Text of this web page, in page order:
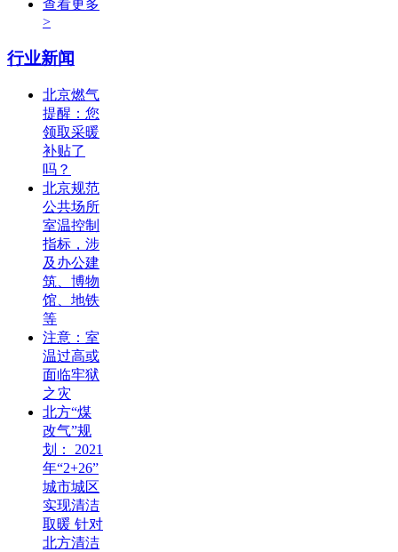
查看更多
>
行业新闻
北京燃气
提醒：您
领取采暖
补贴了
吗？
北京规范
公共场所
室温控制
指标，涉
及办公建
筑、博物
馆、地铁
等
注意：室
温过高或
面临牢狱
之灾
北方“煤
改气”规
划： 2021
年“2+26”
城市城区
实现清洁
取暖 针对
北方清洁